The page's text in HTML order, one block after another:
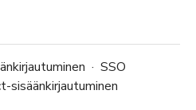
· SSO
sisäänkirjautuminen